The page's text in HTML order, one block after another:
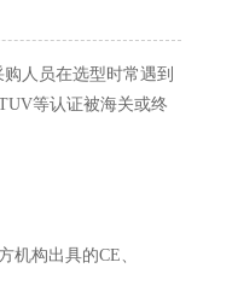
人员在选型时常遇到
等认证被海关或终
机构出具的CE、